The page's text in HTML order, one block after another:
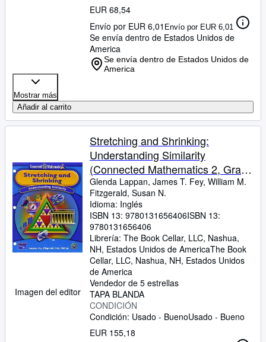
EUR 68,54
Envío por EUR 6,01 Envío por EUR 6,01
Se envía dentro de Estados Unidos de
America
Se envía dentro de Estados Unidos de
America
Mostrar más
Añadir al carrito
Imagen del editor
Stretching and Shrinking:
Understanding Similarity
(Connected Mathematics 2, Grade
7)
Glenda Lappan, James T. Fey, William M.
Fitzgerald, Susan N.
Idioma: Inglés
ISBN 13: 9780131656406ISBN 13:
9780131656406
Librería: The Book Cellar, LLC, Nashua,
NH, Estados Unidos de AmericaThe Book
Cellar, LLC, Nashua, NH, Estados Unidos
de America
Vendedor de 5 estrellas
TAPA BLANDA
CONDICIÓN
Condición: Usado - BuenoUsado - Bueno
EUR 155,18